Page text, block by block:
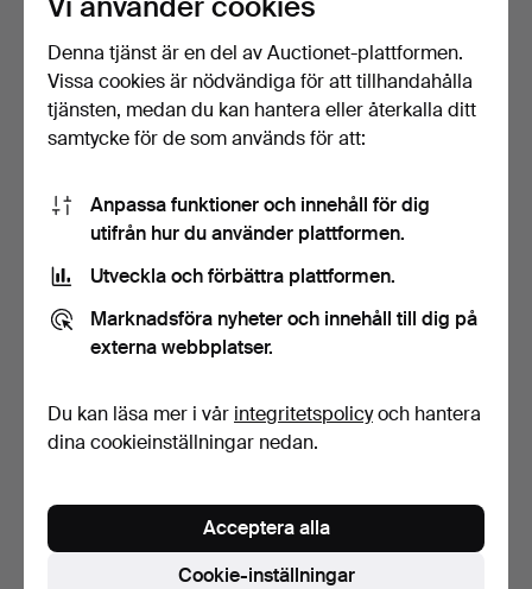
FRIMÄRKEN, 2 album, olika
länder, 1900-tal.
Klubbades 21 dec 2024
1 bud
32 USD
POSTFRISKA, nominellt
värde ca 3200 kronor.
2 bud
37 USD
Denna tjänst är en del av Auctionet-plattformen.
Vissa cookies är nödvändiga för att tillhandahålla
tjänsten, medan du kan hantera eller återkalla ditt
samtycke för de som används för att:
Anpassa funktioner och innehåll för dig
utifrån hur du använder plattformen.
Utveckla och förbättra plattformen.
Marknadsföra nyheter och innehåll till dig på
externa webbplatser.
Du kan läsa mer i vår integritetspolicyoch hantera
dina cookieinställningar nedan.
Cookie-inställningar
Acceptera alla